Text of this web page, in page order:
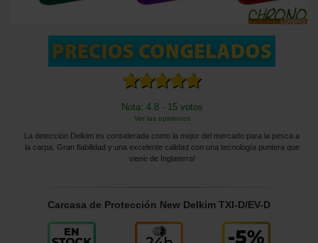
Nota: 4.8 - 15 votos
Ver las opiniones
La detección Delkim es considerada como la mejor del mercado para la pesca a
la carpa. Gran fiabilidad y una excelente calidad con una tecnología puntera que
viene de Inglaterra!
Carcasa de Protección New Delkim TXI-D/EV-D